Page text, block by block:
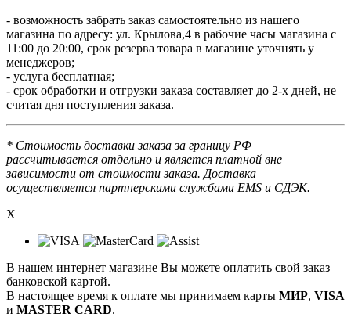
- возможность забрать заказ самостоятельно из нашего
магазина по адресу: ул. Крылова,4 в рабочие часы магазина с
11:00 до 20:00, срок резерва товара в магазине уточнять у
менеджеров;
- услуга бесплатная;
- срок обработки и отгрузки заказа составляет до 2-х дней, не
считая дня поступления заказа.
* Стоимость доставки заказа за границу РФ
рассчитывается отдельно и является платной вне
зависимости от стоимости заказа. Доставка
осуществляется партнерскими службами EMS и СДЭК.
X
В нашем интернет магазине Вы можете оплатить свой заказ
банковской картой.
В настоящее время к оплате мы принимаем карты МИР, VISA
и MASTER CARD.